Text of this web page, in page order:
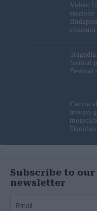
Video:
festival
Festival
Caccia
trovato
Subscribe to
newsletter